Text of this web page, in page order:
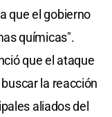
que el gobierno
químicas".
que el ataque
la reacción
aliados del